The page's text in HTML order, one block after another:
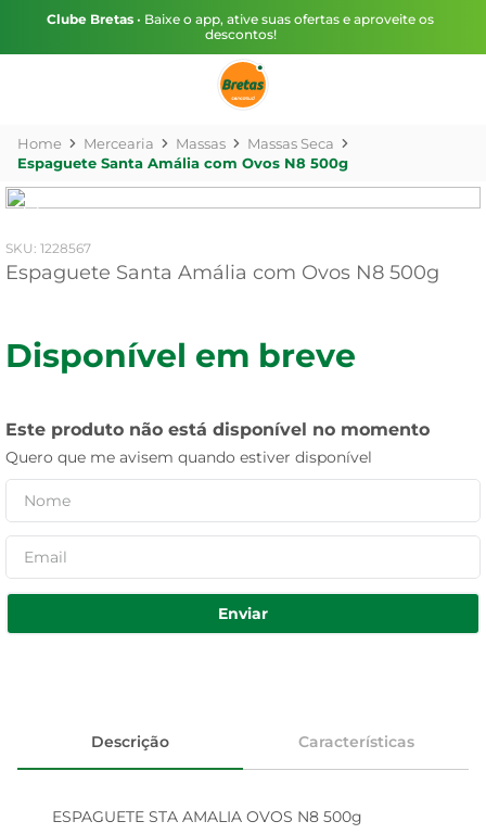
Clube Bretas • Baixe o app, ative suas ofertas e aproveite os
descontos!
Mercearia Massas
Massas Seca
Espaguete Santa Amália com Ovos N8 500g
: 1228567
Espaguete Santa Amália com Ovos N8 500g
Disponível em breve
Este produto não está disponível no momento
Quero que me avisem quando estiver disponível
Enviar
Descrição Características
ESPAGUETE STA AMALIA OVOS N8 500g